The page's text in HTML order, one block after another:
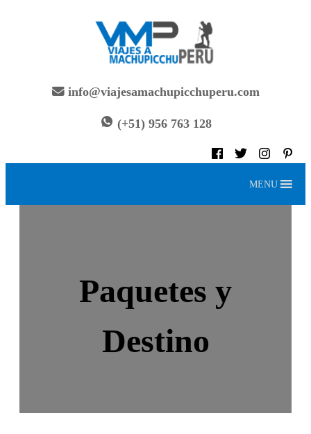
info@viajesamachupicchuperu.com
(+51) 956 763 128
MENU
Paquetes y
Destino